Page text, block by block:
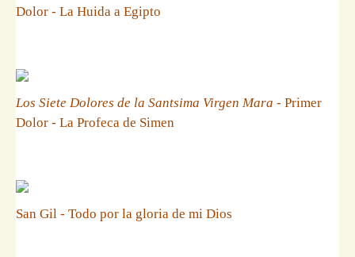
Dolor - La Huida a Egipto
Los Siete Dolores de la Santsima Virgen Mara - Primer
Dolor - La Profeca de Simen
San Gil - Todo por la gloria de mi Dios